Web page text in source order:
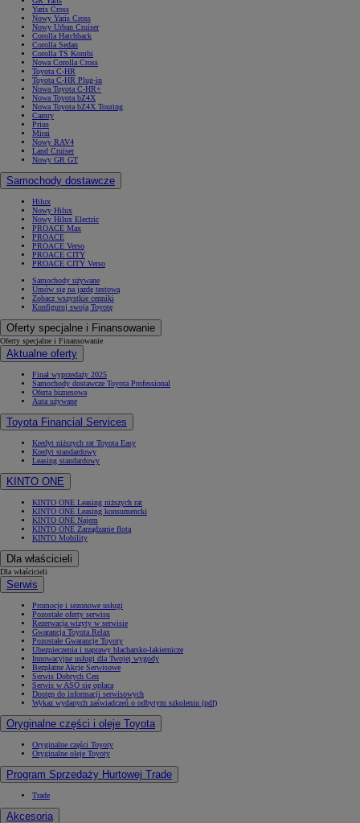
Yaris Cross
Nowy Yaris Cross
Nowy Urban Cruiser
Corolla Hatchback
Corolla Sedan
Corolla TS Kombi
Nowa Corolla Cross
Toyota C-HR
Toyota C-HR Plug-in
Nowa Toyota C-HR+
Nowa Toyota bZ4X
Nowa Toyota bZ4X Touring
Camry
Prius
Mirai
Nowy RAV4
Land Cruiser
Nowy GR GT
Samochody dostawcze
Hilux
Nowy Hilux
Nowy Hilux Electric
PROACE Max
PROACE
PROACE Verso
PROACE CITY
PROACE CITY Verso
Samochody używane
Umów się na jazdę testową
Zobacz wszystkie cenniki
Konfiguruj swoją Toyotę
Oferty specjalne i Finansowanie
Oferty specjalne i Finansowanie
Aktualne oferty
Finał wyprzedaży 2025
Samochody dostawcze Toyota Professional
Oferta biznesowa
Auta używane
Toyota Financial Services
Kredyt niższych rat Toyota Easy
Kredyt standardowy
Leasing standardowy
KINTO ONE
KINTO ONE Leasing niższych rat
KINTO ONE Leasing konsumencki
KINTO ONE Najem
KINTO ONE Zarządzanie flotą
KINTO Mobility
Dla właścicieli
Dla właścicieli
Serwis
Promocje i sezonowe usługi
Pozostałe oferty serwisu
Rezerwacja wizyty w serwisie
Gwarancja Toyota Relax
Pozostałe Gwarancje Toyoty
Ubezpieczenia i naprawy blacharsko-lakiernicze
Innowacyjne usługi dla Twojej wygody
Bezpłatne Akcje Serwisowe
Serwis Dobrych Cen
Serwis w ASO się opłaca
Dostęp do informacji serwisowych
Wykaz wydanych zaświadczeń o odbytym szkoleniu (pdf)
Oryginalne części i oleje Toyota
Oryginalne części Toyoty
Oryginalne oleje Toyoty
Program Sprzedaży Hurtowej Trade
Trade
Akcesoria